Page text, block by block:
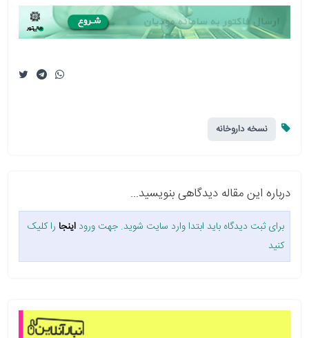
نسخه داروخانه
درباره این مقاله دیدگاهی بنویسید...
برای ثبت دیدگاه باید ابتدا وارد سایت شوید. جهت ورود اینجا را کلیک
کنید